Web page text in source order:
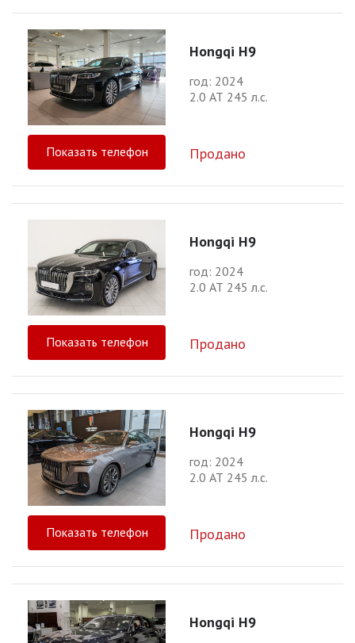
Hongqi H9
год: 2024
2.0 АТ 245 л.с.
Показать телефон Продано
Hongqi H9
год: 2024
2.0 АТ 245 л.с.
Показать телефон Продано
Hongqi H9
год: 2024
2.0 АТ 245 л.с.
Показать телефон Продано
Hongqi H9